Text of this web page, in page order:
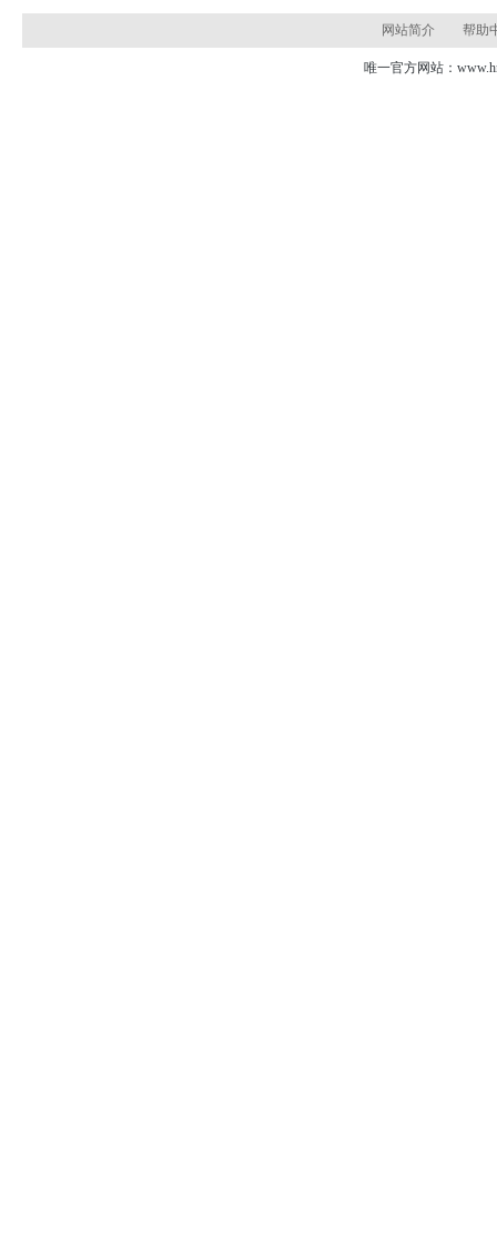
网站简介 帮助
唯一官方网站：